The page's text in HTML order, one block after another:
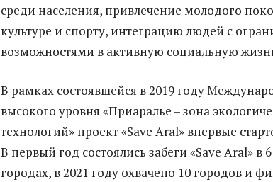
среди населения, привлечение молодого
культуре и спорту, интеграцию людей с
возможностями в активную социальную
В рамках состоявшейся в 2019 году
высокого уровня «Приаралье – зона
технологий» проект «Save Aral» впервые
В первый год состоялись забеги «Save Aral» в
городах, в 2021 году охвачено 10 городов и